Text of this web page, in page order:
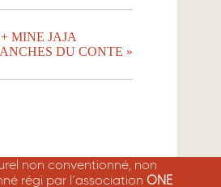
MINE JAJA
DU CONTE »
non conventionné, non
régi par l’associationONE